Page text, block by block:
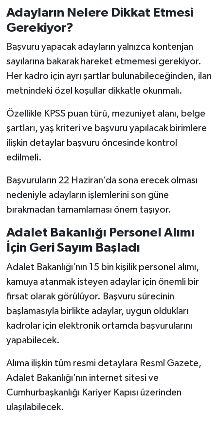
Adayların Nelere Dikkat Etmesi
Gerekiyor?
Başvuru yapacak adayların yalnızca kontenjan
sayılarına bakarak hareket etmemesi gerekiyor.
Her kadro için ayrı şartlar bulunabileceğinden, ilan
metnindeki özel koşullar dikkatle okunmalı.
Özellikle KPSS puan türü, mezuniyet alanı, belge
şartları, yaş kriteri ve başvuru yapılacak birimlere
ilişkin detaylar başvuru öncesinde kontrol
edilmeli.
Başvuruların 22 Haziran’da sona erecek olması
nedeniyle adayların işlemlerini son güne
bırakmadan tamamlaması önem taşıyor.
Adalet Bakanlığı Personel Alımı
İçin Geri Sayım Başladı
Adalet Bakanlığı’nın 15 bin kişilik personel alımı,
kamuya atanmak isteyen adaylar için önemli bir
fırsat olarak görülüyor. Başvuru sürecinin
başlamasıyla birlikte adaylar, uygun oldukları
kadrolar için elektronik ortamda başvurularını
yapabilecek.
Alıma ilişkin tüm resmi detaylara Resmî Gazete,
Adalet Bakanlığı’nın internet sitesi ve
Cumhurbaşkanlığı Kariyer Kapısı üzerinden
ulaşılabilecek.